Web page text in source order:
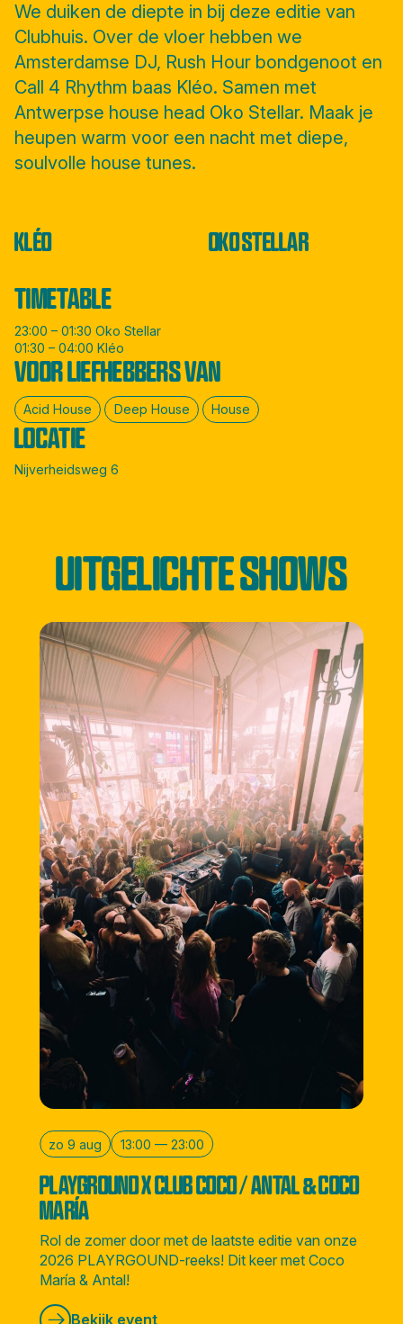
TIMETABLE
23:00 – 01:30 Oko Stellar
01:30 – 04:00 Kléo
VOOR LIEFHEBBERS VAN
Acid House Deep House House
LOCATIE
Nijverheidsweg 6
We duiken de diepte in bij deze editie van
Clubhuis. Over de vloer hebben we
Amsterdamse DJ, Rush Hour bondgenoot en
Call 4 Rhythm baas Kléo. Samen met
Antwerpse house head Oko Stellar. Maak je
heupen warm voor een nacht met diepe,
soulvolle house tunes.
KLÉO OKO STELLAR
UITGELICHTE SHOWS
zo 9 aug 13:00 — 23:00
PLAYGROUND X CLUB COCO / ANTAL & COCO
MARÍA
Rol de zomer door met de laatste editie van onze
2026 PLAYRGOUND-reeks! Dit keer met Coco
María & Antal!
Bekijk event